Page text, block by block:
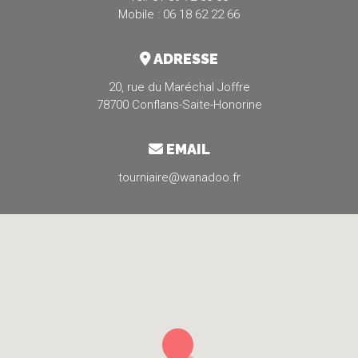
Mobile : 06 18 62 22 66
ADRESSE
20, rue du Maréchal Joffre
78700 Conflans-Saite-Honorine
EMAIL
tourniaire@wanadoo.fr